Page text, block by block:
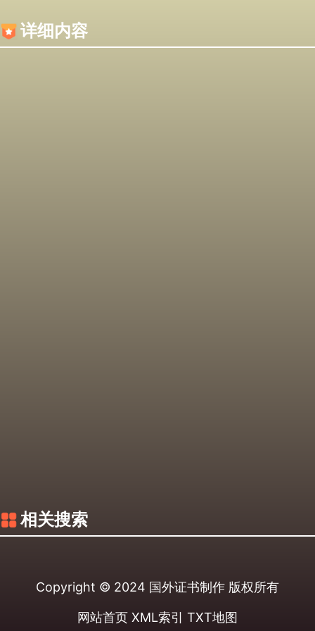
详细内容
相关搜索
Copyright © 2024 国外证书制作 版权所有
网站首页 XML索引 TXT地图